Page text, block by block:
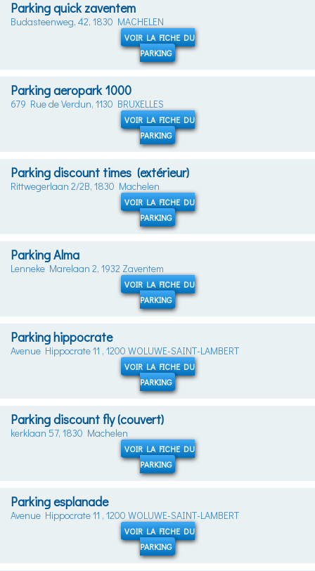
Parking quick zaventem
Budasteenweg, 42, 1830 MACHELEN
VOIR LA FICHE DU
PARKING
Parking aeropark 1000
679 Rue de Verdun, 1130 BRUXELLES
VOIR LA FICHE DU
PARKING
Parking discount times (extérieur)
Rittwegerlaan 2/2B, 1830 Machelen
VOIR LA FICHE DU
PARKING
Parking Alma
Lenneke Marelaan 2, 1932 Zaventem
VOIR LA FICHE DU
PARKING
Parking hippocrate
Avenue Hippocrate 11 , 1200 WOLUWE-SAINT-LAMBERT
VOIR LA FICHE DU
PARKING
Parking discount fly (couvert)
kerklaan 57, 1830 Machelen
VOIR LA FICHE DU
PARKING
Parking esplanade
Avenue Hippocrate 11 , 1200 WOLUWE-SAINT-LAMBERT
VOIR LA FICHE DU
PARKING